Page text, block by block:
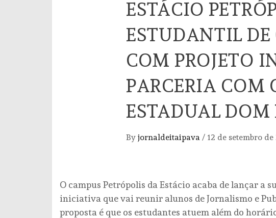
ESTÁCIO
ESTUDANTIL
COM PROJETO
PARCERIA COM
ESTADUAL DOM
By jornaldeitaipava / 12 de setembro de
O campus Petrópolis da Estácio acaba de lançar a
iniciativa que vai reunir alunos de Jornalismo e
proposta é que os estudantes atuem além do